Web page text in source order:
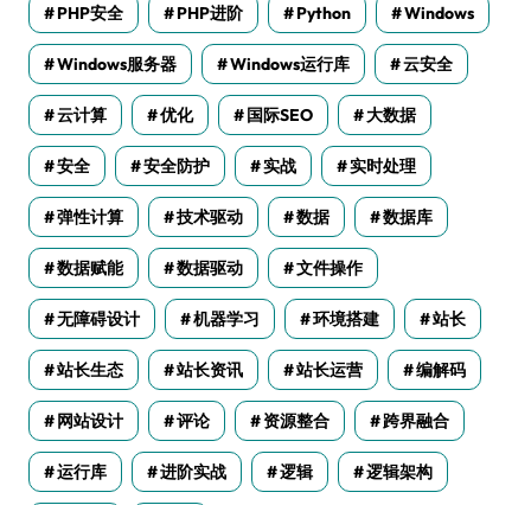
PHP安全 PHP进阶 Python Windows
Windows服务器 Windows运行库 云安全
云计算 优化 国际SEO 大数据
安全 安全防护 实战 实时处理
弹性计算 技术驱动 数据 数据库
数据赋能 数据驱动 文件操作
无障碍设计 机器学习 环境搭建 站长
站长生态 站长资讯 站长运营 编解码
网站设计 评论 资源整合 跨界融合
运行库 进阶实战 逻辑 逻辑架构